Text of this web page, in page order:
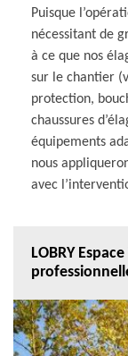
Puisque
nécessitant de
à ce que nos
sur le chantier
protection,
chaussures
équipements
nous
avec
LOBRY